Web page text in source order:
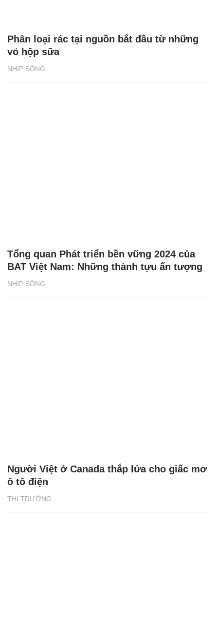
NHỊP SỐNG
Phân loại rác tại nguồn bắt đầu từ những
vỏ hộp sữa
NHỊP SỐNG
Tổng quan Phát triển bền vững 2024 của
BAT Việt Nam: Những thành tựu ấn tượng
THỊ TRƯỜNG
Người Việt ở Canada thắp lửa cho giấc mơ
ô tô điện